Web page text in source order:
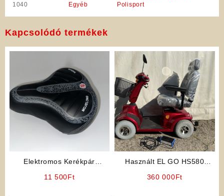
1040
Egyéb
Polisport
Kapcsolódó termékek
Elektromos Kerékpár
11 500Ft
Használt EL GO HS580
360 000Ft